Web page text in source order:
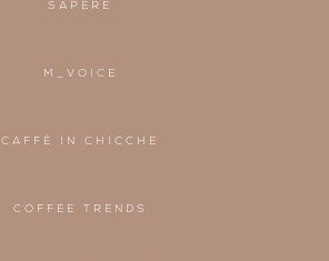
SAPERE
M_VOICE
CAFFÈ IN CHICCHE
COFFEE TRENDS